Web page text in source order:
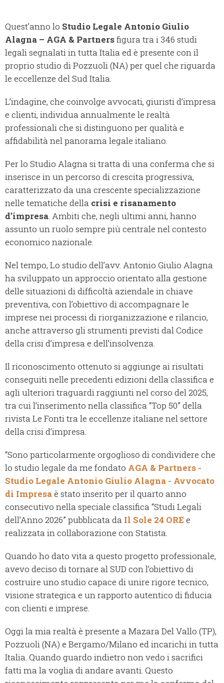
Quest’anno lo Studio Legale Antonio Giulio
Alagna – AGA & Partnersfigura tra i 346 studi
legali segnalati in tutta Italia ed è presente con il
proprio studio di Pozzuoli (NA) per quel che riguarda
le eccellenze del Sud Italia.
L’indagine, che coinvolge avvocati, giuristi d’impresa
e clienti, individua annualmente le realtà
professionali che si distinguono per qualità e
affidabilità nel panorama legale italiano.
Per lo Studio Alagna si tratta di una conferma che si
inserisce in un percorso di crescita progressiva,
caratterizzato da una crescente specializzazione
nelle tematiche della crisi e risanamento
d’impresa. Ambiti che, negli ultimi anni, hanno
assunto un ruolo sempre più centrale nel contesto
economico nazionale.
Nel tempo, Lo studio dell’avv. Antonio Giulio Alagna
ha sviluppato un approccio orientato alla gestione
delle situazioni di difficoltà aziendale in chiave
preventiva, con l’obiettivo di accompagnare le
imprese nei processi di riorganizzazione e rilancio,
anche attraverso gli strumenti previsti dal Codice
della crisi d’impresa e dell’insolvenza.
Il riconoscimento ottenuto si aggiunge ai risultati
conseguiti nelle precedenti edizioni della classifica e
agli ulteriori traguardi raggiunti nel corso del 2025,
tra cui l’inserimento nella classifica “Top 50” della
rivista Le Fonti tra le eccellenze italiane nel settore
della crisi d’impresa.
“Sono particolarmente orgoglioso di condividere che
lo studio legale da me fondato AGA & Partners -
Studio Legale Antonio Giulio Alagna - Avvocato
di Impresaè stato inserito per il quarto anno
consecutivo nella speciale classifica “Studi Legali
dell’Anno 2026” pubblicata da Il Sole 24 ORE e
realizzata in collaborazione con Statista.
Quando ho dato vita a questo progetto professionale,
avevo deciso di tornare al SUD con l’obiettivo di
costruire uno studio capace di unire rigore tecnico,
visione strategica e un rapporto autentico di fiducia
con clienti e imprese.
Oggi la mia realtà è presente a Mazara Del Vallo (TP),
Pozzuoli (NA) e Bergamo/Milano ed incarichi in tutta
Italia. Quando guardo indietro non vedo i sacrifici
fatti ma la voglia di andare avanti. Questo